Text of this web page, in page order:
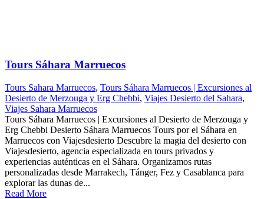
Tours Sáhara Marruecos
Tours Sahara Marruecos, Tours Sáhara Marruecos | Excursiones al
Desierto de Merzouga y Erg Chebbi, Viajes Desierto del Sahara,
Viajes Sahara Marruecos
Tours Sáhara Marruecos | Excursiones al Desierto de Merzouga y
Erg Chebbi Desierto Sáhara Marruecos Tours por el Sáhara en
Marruecos con Viajesdesierto Descubre la magia del desierto con
Viajesdesierto, agencia especializada en tours privados y
experiencias auténticas en el Sáhara. Organizamos rutas
personalizadas desde Marrakech, Tánger, Fez y Casablanca para
explorar las dunas de...
Read More